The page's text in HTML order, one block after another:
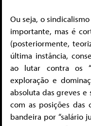
Ou seja, o
importante, mas é
(posteriormente,
última instância,
ao lutar contra os
exploração e
absoluta das greves e
com as posições das
bandeira por “salário